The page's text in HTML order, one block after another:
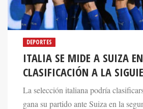
DEPORTES
ITALIA SE MIDE A SUIZA EN
CLASIFICACIÓN A LA
La selección italiana podría
gana su partido ante Suiza en la
de grupos de la Euro 2020.